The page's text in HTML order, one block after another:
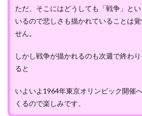
ただ、そこにはどうしても「戦争」と
いるので悲しさも描かれていることは
せん。
しかし戦争が描かれるのも次週で終わ
ると
いよいよ1964年東京オリンピック開催
くるので楽しみです。